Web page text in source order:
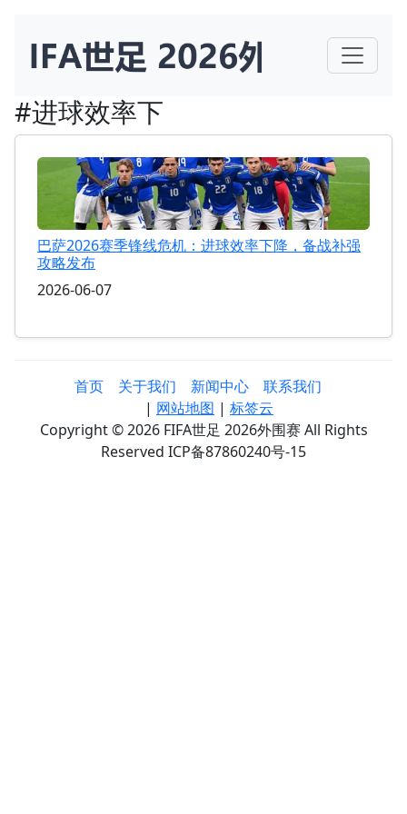
#进球效率下
巴萨2026赛季锋线危机：进球效率下降，备战补强
攻略发布
2026-06-07
首页 关于我们 新闻中心
联系我们
| 网站地图 | 标签云
Copyright © 2026 FIFA世足 2026外围赛 All Rights
Reserved ICP备87860240号-15